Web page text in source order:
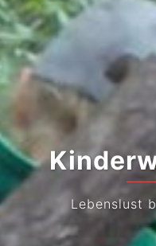
Lebenslust